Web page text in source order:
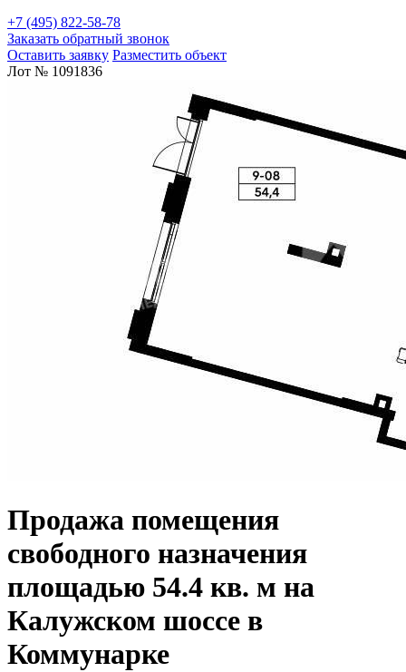
+7 (495) 822-58-78
Заказать обратный звонок
Оставить заявку Разместить объект
Лот № 1091836
Продажа помещения
свободного назначения
площадью 54.4 кв. м на
Калужском шоссе в
Коммунарке